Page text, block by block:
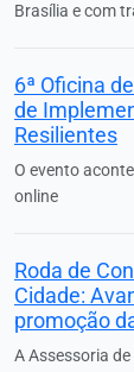
Brasília e com
6ª Oficina
de
Resilientes
O evento
online
Roda de
Cidade:
promoção
A Assessoria